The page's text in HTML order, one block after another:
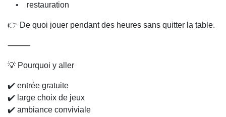
• restauration
👉 De quoi jouer pendant des heures sans quitter la table.
⸻
💡 Pourquoi y aller
✔️ entrée gratuite
✔️ large choix de jeux
✔️ ambiance conviviale